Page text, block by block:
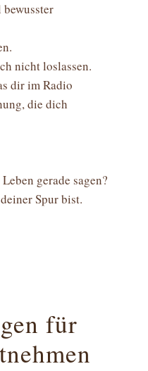
nicht loslassen.
dir im Radio
die dich
gerade sagen?
Spur bist.
für